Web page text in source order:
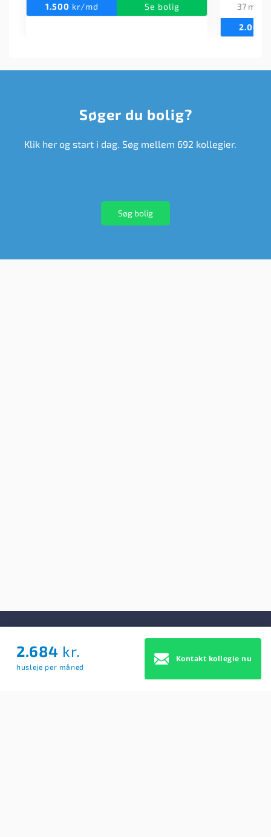
2.684 kr.
husleje per måned
Kontakt kollegie nu
1.500 kr/md Se bolig
37 m
2.063
Søger du bolig?
Klik her og start i dag. Søg mellem 692 kollegier.
Søg bolig